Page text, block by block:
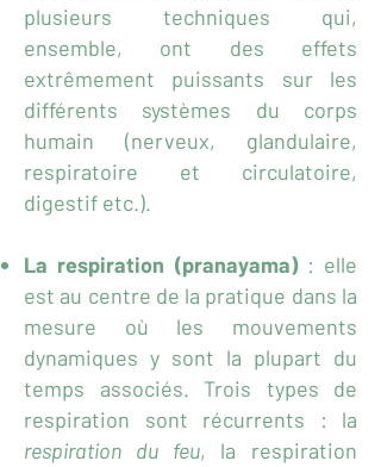
plusieurs techniques qui,
ensemble, ont des effets
extrêmement puissants sur les
différents systèmes du corps
humain (nerveux, glandulaire,
respiratoire et circulatoire,
digestif etc.).
La respiration (pranayama) : elle
est au centre de la pratique dans la
mesure où les mouvements
dynamiques y sont la plupart du
temps associés. Trois types de
respiration sont récurrents : la
respiration du feu, la respiration